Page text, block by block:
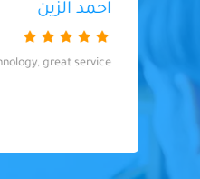
احمد الزين
technology, great service